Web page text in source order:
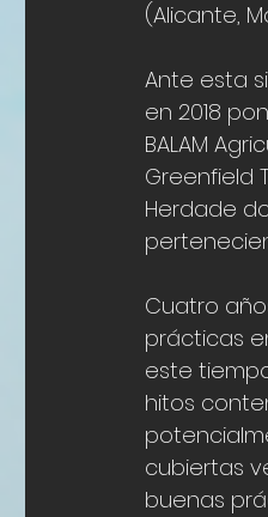
(Alicante,
Ante esta
en 2018
BALAM
Greenfield
Herdade
Cuatro
prácticas
este
hitos
cubiertas
buenas